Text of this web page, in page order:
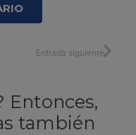
Entrada siguiente
Entonces,
también